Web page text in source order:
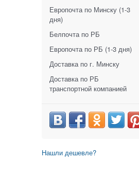
Европочта по Минску (1-3
дня)
Белпочта по РБ
Европочта по РБ (1-3 дня)
Доставка по г. Минску
Доставка по РБ
транспортной компанией
Нашли дешевле?